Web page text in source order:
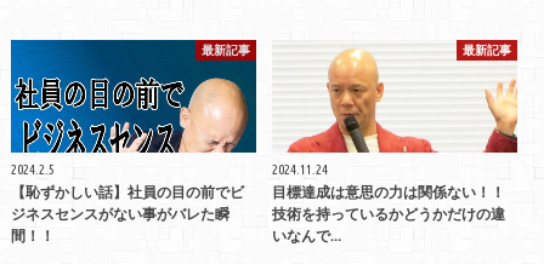
最新記事
2024.2.5
【恥ずかしい話】社員の目の前でビ
ジネスセンスがない事がバレた瞬
間！！
最新記事
2024.11.24
目標達成は意思の力は関係ない！！
技術を持っているかどうかだけの違
いなんで…